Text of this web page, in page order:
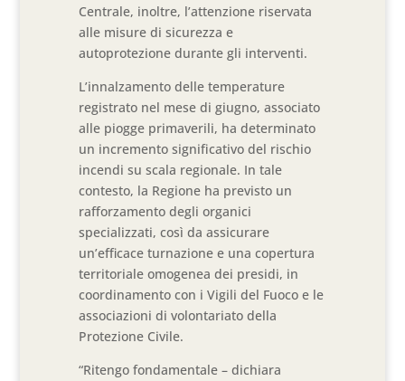
Centrale, inoltre, l’attenzione riservata
alle misure di sicurezza e
autoprotezione durante gli interventi.
L’innalzamento delle temperature
registrato nel mese di giugno, associato
alle piogge primaverili, ha determinato
un incremento significativo del rischio
incendi su scala regionale. In tale
contesto, la Regione ha previsto un
rafforzamento degli organici
specializzati, così da assicurare
un’efficace turnazione e una copertura
territoriale omogenea dei presidi, in
coordinamento con i Vigili del Fuoco e le
associazioni di volontariato della
Protezione Civile.
“Ritengo fondamentale – dichiara